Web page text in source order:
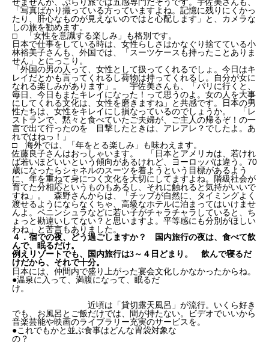
「写真ばかり撮っている方っていますよね。記憶に残りにくかっ
たり、肝心なものが見えないのではと心配します」と、カメラな
しの旅を勧めます。
□ 「女性を意識する楽しみ」も格別です。
日本で仕事をしている時は、女性らしさはかなぐり捨てている小
林裕美子さんも、外国では、「スーツケースも持ったことありま
せん」とにっこり。
「外国の男の人って、女性として扱ってくれるでしょ。今日はキ
レイだとかも言ってくれるし荷物は持ってくれるし。自分が女に
なれる楽しみがあります」。 宇佐美さんも、「パリに行くと、
毎日、今日もまたキレイになった！って思うのよ。女の人を大事
にしてくれる文化は、女性を磨きますね」と共感です。日本の男
性たちは、女性をキレイにし損なっているのでしょうか。 「レ
ストランで、黙々と食べていたご夫婦が、ご主人の帰るぞ！の一
言で出て行ったのを 目撃したときは、アレアレ？でしたよ。あ
れではねっ！」
□ 海外では、「年をとる楽しみ」も味わえます。
佐藤良子さんはおっしゃいます。 「日本とアメリカは、若けれ
ば若いほどいいという傾向があるけれど、ヨーロッパは違う。70
歳になったらシャネルのスーツを着ようという目標があるよう
に、年を重ねて身につく文化を大切にしてますよね。階級社会が
育てた分相応というものもあるし、それに触れると気持がいいで
すね」。 森野さんからは、「チップが自然に、タイミングよく
渡せるようにならなくちゃ、高級なホテルに泊まってはいけませ
んよ。ペニンシュラなどに若い子がチャラチャラしていると、ち
ょっと勘違いしてない？と思いますよ。平等感にも分別がほしい
わね」と苦言もありました。
４．宿での夜、どう過ごしますか？ 国内旅行の夜は、食べて飲
んで、眠るだけ。
例えリゾートでも、国内旅行は3～４日どまり。 飲んで寝るだ
けだから、それで十分。
日本には、仲間内で盛り上がった宴会文化しかなかったからね。
●温泉に入って、満腹になって、眠るだ
け。
近頃は「貸切露天風呂」が流行。いくら好き
でも、お風呂とご飯だけでは、間が持たない。ビデオでいいから
音楽芸能や映画のライブラリー充実のサービスを。
●これでもかと並ぶ食事はどんな胃袋対象な
の？